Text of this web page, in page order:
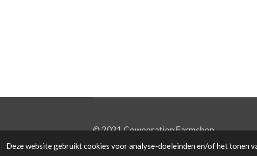
Deze website gebruikt cookies voor analyse-doeleinden en/of het tonen
© 2021 Cowporation Farmshop